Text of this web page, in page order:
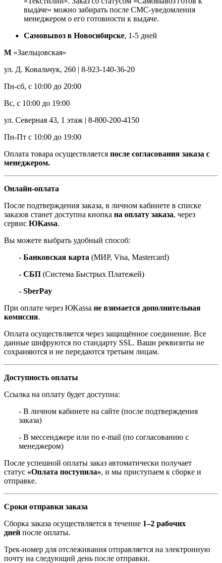
выдаче» можно забирать после СМС-уведомления
менеджером о его готовности к выдаче.
Самовывоз в Новосибирске, 1-5 дней
М «Заельцовская»
ул. Д. Ковальчук, 260 | 8-923-140-36-20
Пн-сб, с 10:00 до 20:00
Вс, с 10:00 до 19:00
ул. Северная 43, 1 этаж | 8-800-200-4150
Пн-Пт с 10:00 до 19:00
Оплата товара осуществляется после согласования заказа с
менеджером.
Онлайн-оплата
После подтверждения заказа, в личном кабинете в списке
заказов станет доступна кнопка на оплату заказа, через
сервис ЮKassa.
Вы можете выбрать удобный способ:
- Банковская карта (МИР, Visa, Mastercard)
- СБП (Система Быстрых Платежей)
- SberPay
При оплате через ЮKassa не взимается дополнительная
комиссия.
Оплата осуществляется через защищённое соединение. Все
данные шифруются по стандарту SSL. Ваши реквизиты не
сохраняются и не передаются третьим лицам.
Доступность оплаты
Ссылка на оплату будет доступна:
- В личном кабинете на сайте (после подтверждения
заказа)
- В мессенджере или по e-mail (по согласованию с
менеджером)
После успешной оплаты заказ автоматически получает
статус «Оплата поступила», и мы приступаем к сборке и
отправке.
Сроки отправки заказа
Сборка заказа осуществляется в течение 1–2 рабочих
дней после оплаты.
Трек-номер для отслеживания отправляется на электронную
почту на следующий день после отправки.